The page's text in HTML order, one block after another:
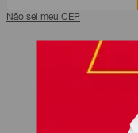
Não sei meu CEP